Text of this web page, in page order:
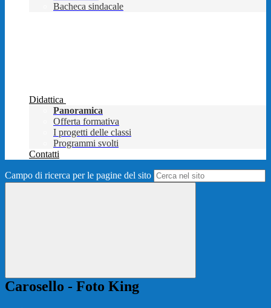
Bacheca sindacale
Didattica
Panoramica
Offerta formativa
I progetti delle classi
Programmi svolti
Contatti
Campo di ricerca per le pagine del sito
Carosello - Foto King